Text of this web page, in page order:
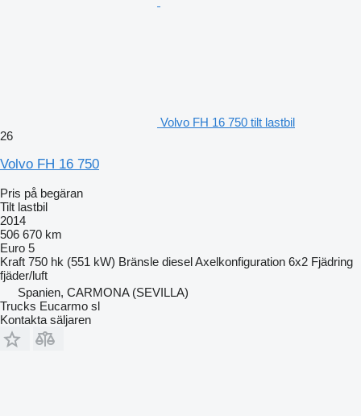
Volvo FH 16 750 tilt lastbil
26
Volvo FH 16 750
Pris på begäran
Tilt lastbil
2014
506 670 km
Euro 5
Kraft 750 hk (551 kW) Bränsle dieselAxelkonfiguration 6x2 Fjädring
fjäder/luft
Spanien, CARMONA (SEVILLA)
Trucks Eucarmo sl
Kontakta säljaren